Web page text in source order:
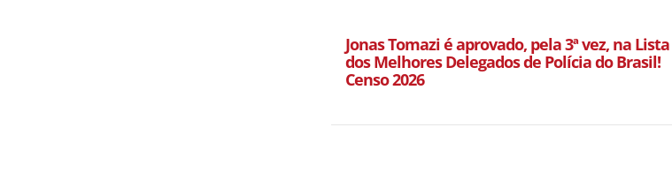
Jonas Tomazi é aprovado, pela 3ª vez, na Lista
dos Melhores Delegados de Polícia do Brasil!
Censo 2026